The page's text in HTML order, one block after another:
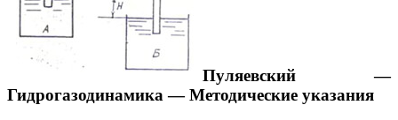
Пуляевский —
Гидрогазодинамика — Методические указания